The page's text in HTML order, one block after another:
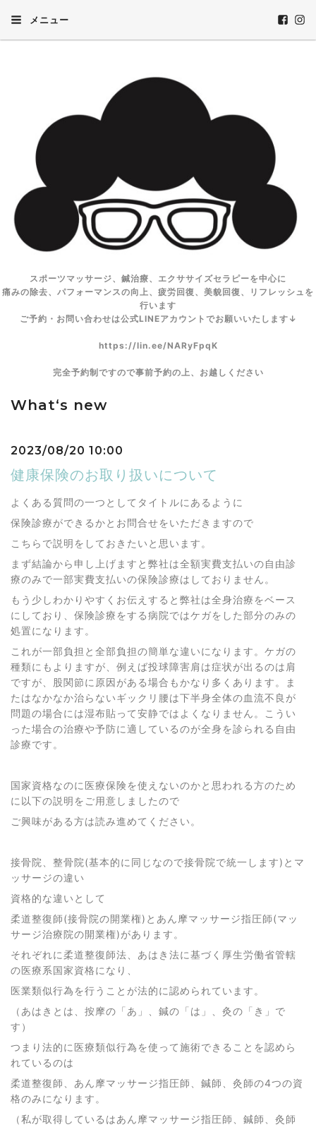
メニュー
スポーツマッサージ、鍼治療、エクササイズセラピーを中心に
痛みの除去、パフォーマンスの向上、疲労回復、美貌回復、リフレッシュを
行います
ご予約・お問い合わせは公式LINEアカウントでお願いいたします↓
https://lin.ee/NARyFpqK
完全予約制ですので事前予約の上、お越しください
What‘s new
2023/08/20 10:00
健康保険のお取り扱いについて
よくある質問の一つとしてタイトルにあるように
保険診療ができるかとお問合せをいただきますので
こちらで説明をしておきたいと思います。
まず結論から申し上げますと弊社は全額実費支払いの自由診
療のみで一部実費支払いの保険診療はしておりません。
もう少しわかりやすくお伝えすると弊社は全身治療をベース
にしており、保険診療をする病院ではケガをした部分のみの
処置になります。
これが一部負担と全部負担の簡単な違いになります。ケガの
種類にもよりますが、例えば投球障害肩は症状が出るのは肩
ですが、股関節に原因がある場合もかなり多くあります。ま
たはなかなか治らないギックリ腰は下半身全体の血流不良が
問題の場合には湿布貼って安静ではよくなりません。こうい
った場合の治療や予防に適しているのが全身を診られる自由
診療です。
国家資格なのに医療保険を使えないのかと思われる方のため
に以下の説明をご用意しましたので
ご興味がある方は読み進めてください。
接骨院、整骨院(基本的に同じなので接骨院で統一します)とマ
ッサージの違い
資格的な違いとして
柔道整復師(接骨院の開業権)とあん摩マッサージ指圧師(マッ
サージ治療院の開業権)があります。
それぞれに柔道整復師法、あはき法に基づく厚生労働省管轄
の医療系国家資格になり、
医業類似行為を行うことが法的に認められています。
（あはきとは、按摩の「あ」、鍼の「は」、灸の「き」で
す）
つまり法的に医療類似行為を使って施術できることを認めら
れているのは
柔道整復師、あん摩マッサージ指圧師、鍼師、灸師の4つの資
格のみになります。
（私が取得しているはあん摩マッサージ指圧師、鍼師、灸師